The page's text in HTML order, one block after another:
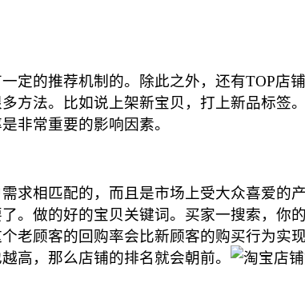
的推荐机制的。除此之外，还有TOP店
方法。比如说上架新宝贝，打上新品标签
非常重要的影响因素。
相匹配的，而且是市场上受大众喜爱的
。做的好的宝贝关键词。买家一搜索，你
老顾客的回购率会比新顾客的购买行为实
高，那么店铺的排名就会朝前。